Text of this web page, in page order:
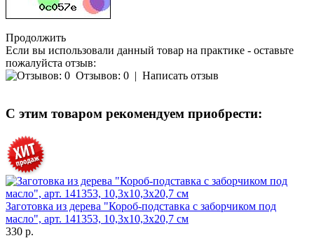
Продолжить
Если вы использовали данный товар на практике - оставьте
пожалуйста отзыв:
Отзывов: 0 | Написать отзыв
С этим товаром рекомендуем приобрести:
Заготовка из дерева "Короб-подставка с заборчиком под
масло", арт. 141353, 10,3х10,3х20,7 см
330 р.